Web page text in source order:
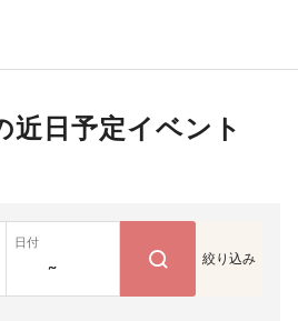
近日予定イベント
日付
~ 絞り込み